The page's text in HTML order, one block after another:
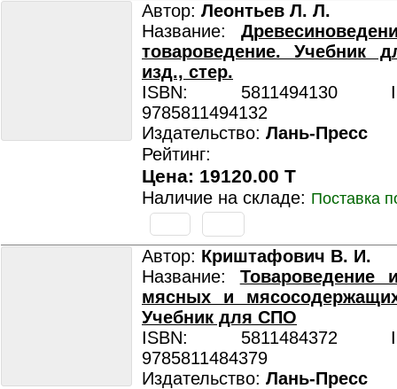
Автор: Леонтьев Л. Л.
Название:
товароведение. Учебник
изд., стер.
ISBN: 5811494130
9785811494132
Издательство: Лань-Пресс
Рейтинг:
Цена: 19120.00 T
Наличие на складе: Поставка
Автор: Криштафович В. И.
Название: Товароведение
мясных и
Учебник для СПО
ISBN: 5811484372
9785811484379
Издательство: Лань-Пресс